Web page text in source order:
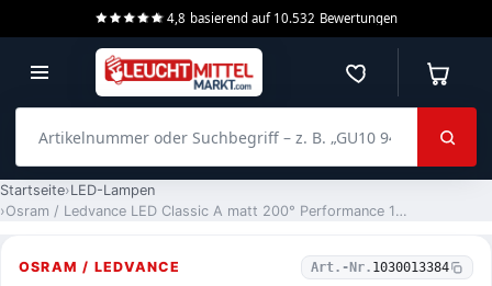
4,8 basierend auf 10.532 Bewertungen
Merkzettel
Startseite LED-Lampen
Osram / Ledvance LED Classic A matt 200° Performance 14-100W/827 warmweiß 1521lm E27 220-240V dimmbar
OSRAM / LEDVANCE Art.-Nr. 1030013384